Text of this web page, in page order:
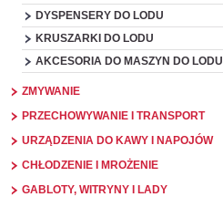
DYSPENSERY DO LODU
KRUSZARKI DO LODU
AKCESORIA DO MASZYN DO LODU
ZMYWANIE
PRZECHOWYWANIE I TRANSPORT
URZĄDZENIA DO KAWY I NAPOJÓW
CHŁODZENIE I MROŻENIE
GABLOTY, WITRYNY I LADY